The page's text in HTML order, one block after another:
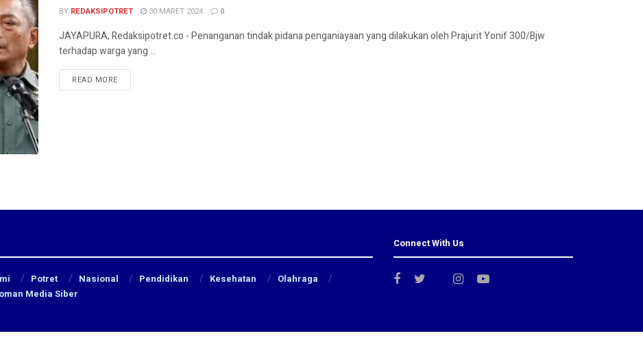
BY REDAKSIPOTRET 30 MARET 2024 0
JAYAPURA, Redaksipotret.co - Penanganan tindak pidana penganiayaan yang dilakukan oleh Prajurit Yonif 300/Bjw
terhadap warga yang ...
READ MORE
Potret Nasional Pendidikan Kesehatan
Olahraga
Media Siber
Connect With Us